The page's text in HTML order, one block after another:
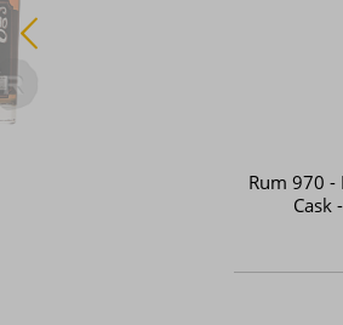
Rum 970 -
Cask